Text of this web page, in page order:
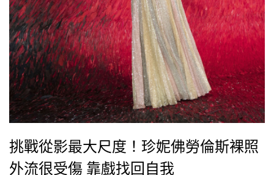
挑戰從影最大尺度！珍妮佛勞倫斯裸照
外流很受傷 靠戲找回自我